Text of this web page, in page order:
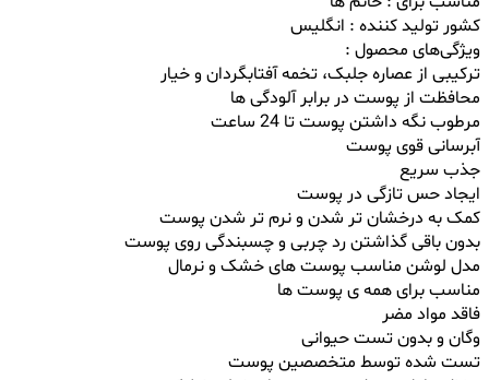
کشور تولید کننده : انگلیس
ویژگی‌های محصول :
ترکیبی از عصاره جلبک، تخمه آفتابگردان و خیار
محافظت از پوست در برابر آلودگی ها
مرطوب نگه داشتن پوست تا 24 ساعت
آبرسانی قوی پوست
جذب سریع
ایجاد حس تازگی در پوست
کمک به درخشان تر شدن و نرم تر شدن پوست
بدون باقی گذاشتن رد چربی و چسبندگی روی پوست
مدل لوشن مناسب پوست های خشک و نرمال
مناسب برای همه ی پوست ها
فاقد مواد مضر
وگان و بدون تست حیوانی
تست شده توسط متخصصین پوست